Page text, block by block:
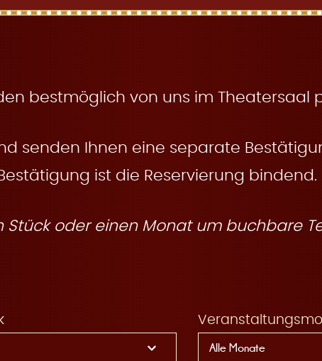
bestmöglich von uns im Theatersaal
senden Ihnen eine separate
ist die Reservierung bindend.
Stück oder einen Monat um buchbare